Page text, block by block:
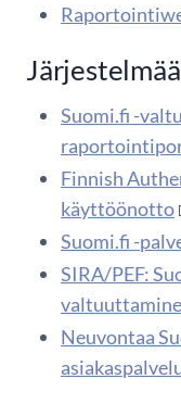
Suomi.fi -
Finnish
käyttöönotto
Suomi.fi -
SIRA/PEF:
Neuvontaa